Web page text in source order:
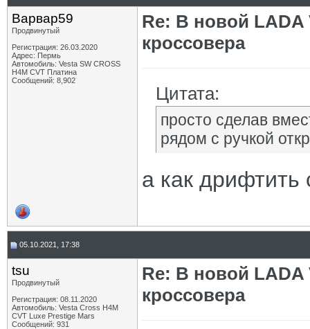
Варвар59
Продвинутый
Регистрация: 26.03.2020
Адрес: Пермь
Автомобиль: Vesta SW CROSS
H4M CVT Платина
Сообщений: 8,902
Re: В новой LADA
кроссовера
Цитата:
просто сделав
рядом с ручкой
а как дрифтить
05.10.2021, 17:38
tsu
Продвинутый
Регистрация: 08.11.2020
Автомобиль: Vesta Cross H4M
CVT Luxe Prestige Mars
Сообщений: 931
Re: В новой LADA
кроссовера